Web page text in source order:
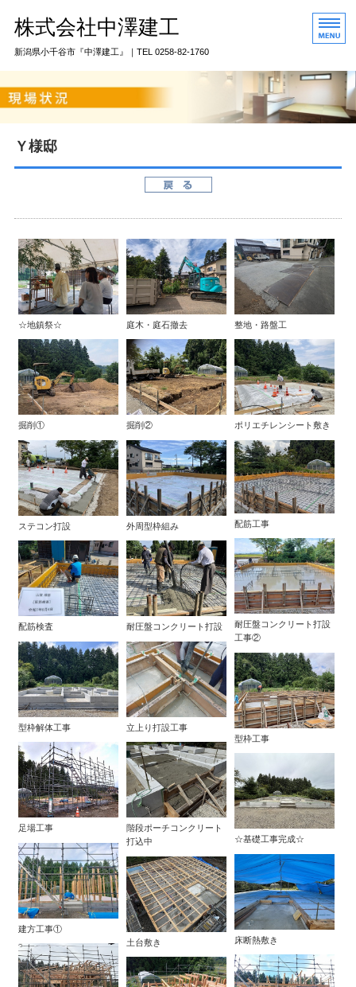
株式会社中澤建工
新潟県小千谷市『中澤建工』｜TEL 0258-82-1760
トップページ
私たちのこだわり
骨太構造とは
会社概要
Ｙ様邸
☆地鎮祭☆ 庭木・庭石撤去 整地・路盤工
掘削① 掘削② ポリエチレンシート敷き
ステコン打設 外周型枠組み 配筋工事
耐圧盤コンクリート打設
工事②
配筋検査 耐圧盤コンクリート打設
型枠解体工事
立上り打設工事
型枠工事
足場工事
階段ポーチコンクリート
打込中
☆基礎工事完成☆
建方工事①
床断熱敷き
土台敷き